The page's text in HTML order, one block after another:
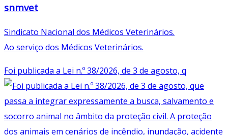
snmvet
Sindicato Nacional dos Médicos Veterinários.
Ao serviço dos Médicos Veterinários.
Foi publicada a Lei n.º 38/2026, de 3 de agosto, q